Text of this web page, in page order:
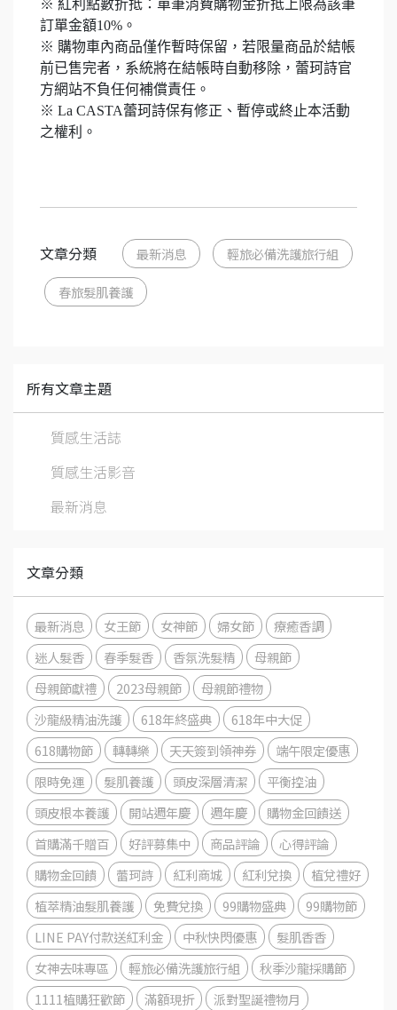
※ 紅利點數折抵：單筆消費購物金折抵上限為該筆
訂單金額10%。
※ 購物車內商品僅作暫時保留，若限量商品於結帳
前已售完者，系統將在結帳時自動移除，蕾珂詩官
方網站不負任何補償責任。
※ La CASTA蕾珂詩保有修正、暫停或終止本活動
之權利。
文章分類 最新消息 輕旅必備洗護旅行組
春旅髮肌養護
所有文章主題
質感生活誌
質感生活影音
最新消息
文章分類
最新消息 女王節 女神節 婦女節
療癒香調
迷人髮香
春季髮香 香氛洗髮精
母親節
母親節獻禮
2023母親節
母親節禮物
沙龍級精油洗護
618年終盛典
618年中大促
618購物節
轉轉樂 天天簽到領神券
端午限定優惠
限時免運
髮肌養護 頭皮深層清潔
平衡控油
頭皮根本養護
開站週年慶 週年慶
購物金回饋送
首購滿千贈百
好評募集中 商品評論
心得評論
購物金回饋
蕾珂詩 紅利商城 紅利兌換
植兌禮好
植萃精油髮肌養護
免費兌換 99購物盛典
99購物節
LINE PAY付款送紅利金
中秋快閃優惠
髮肌香香
女神去味專區
輕旅必備洗護旅行組
秋季沙龍採購節
1111植購狂歡節
滿額現折
派對聖誕禮物月